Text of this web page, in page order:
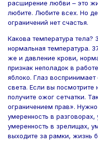
расширение любви – это
любите. Любите всех. Но
ограничений нет счастья.
Какова температура тела?
нормальная температура.
же и давление крови,
признак неполадок в
яблоко. Глаз
света. Если вы посмотрите
получите ожог сетчатки.
ограничением прав».
умеренность в
умеренность в зрелищах,
выходите за рамки, жизнь